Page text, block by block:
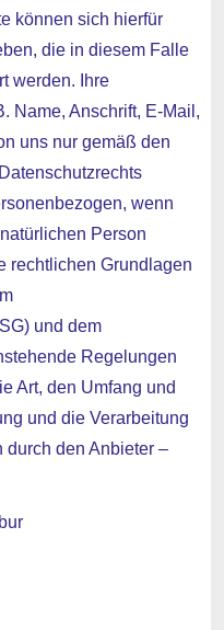
können sich hierfür
die in diesem Falle
werden. Ihre
Name, Anschrift, E-Mail,
uns nur gemäß den
wenn
Person
rechtlichen Grundlagen
und dem
Regelungen
Art, den Umfang und
und die Verarbeitung
den Anbieter –